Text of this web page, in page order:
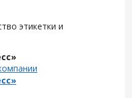
этикетки и